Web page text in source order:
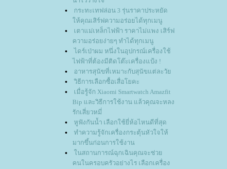
กระทะเทฟล่อน 3 รุ่นราคาประหยัด
ห้คุณเสิร์ฟความอร่อยได้ทุกเมนู
เตาแม่เหล็กไฟฟ้า ราคาไม่แพง เสิร์ฟ
ความอร่อยง่ายๆ ทำได้ทุกเมนู
ไดร์เป่าผม หนึ่งในอุปกรณ์เครื่องใช้
ไฟฟ้าที่ต้องมีติดโต๊ะเครื่องแป้ง !
อาหารสุนัขที่เหมาะกับสุนัขแต่ละวั
วิธีการเลือกซื้อเสื่อโยคะ
เมื่อรู้จัก Xiaomi Smartwatch Amazfit
Bip และวิธีการใช้งาน แล้วคุณจะหลง
รักเสี่ยวหมี่
หูฟังกันน้ำ เลือกใช้ยี่ห้อไหนดีที่สุด
ทำความรู้จักเครื่องกระตุ้นหัวใจให้
มากขึ้นก่อนการใช้งาน
นสถานการณ์ฉุกเฉินคุณจะช่ว
คนในครอบครัวอย่างไร เลือกเครื่อง